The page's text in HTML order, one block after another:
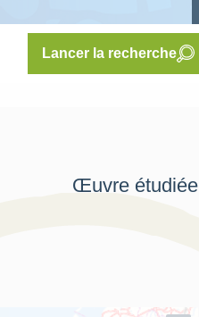
Lancer la recherche
Œuvre étudiée